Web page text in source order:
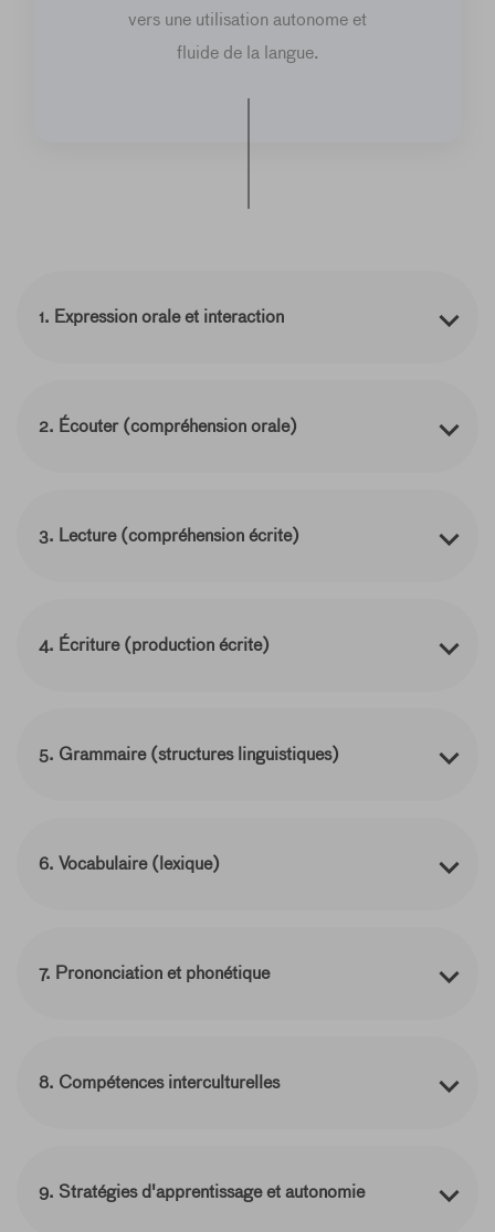
vers une utilisation autonome et
fluide de la langue.
1. Expression orale et interaction
2. Écouter (compréhension orale)
3. Lecture (compréhension écrite)
4. Écriture (production écrite)
5. Grammaire (structures linguistiques)
6. Vocabulaire (lexique)
7. Prononciation et phonétique
8. Compétences interculturelles
9. Stratégies d'apprentissage et autonomie